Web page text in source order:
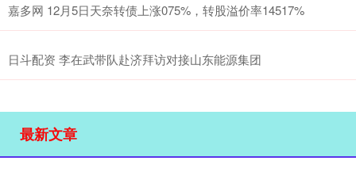
嘉多网 12月5日天奈转债上涨075%，转股溢价率14517%
日斗配资 李在武带队赴济拜访对接山东能源集团
最新文章